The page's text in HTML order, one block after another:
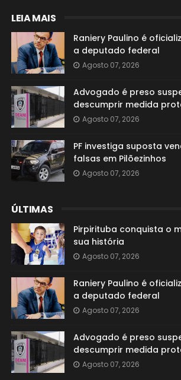
LEIA MAIS
Raniery Paulino é
a deputado federal
Agosto 07, 2026
Advogado é preso
descumprir medida
Agosto 07, 2026
PF investiga suposta
falsas em Pilõezinhos
Agosto 07, 2026
ÚLTIMAS
Pirpirituba conquista o
sua história
Agosto 07, 2026
Raniery Paulino é
a deputado federal
Agosto 07, 2026
Advogado é preso
descumprir medida
Agosto 07, 2026